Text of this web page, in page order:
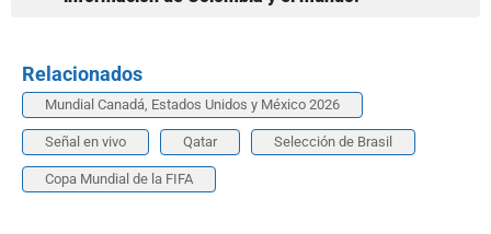
Relacionados
Mundial Canadá, Estados Unidos y México 2026
Señal en vivo Qatar Selección de Brasil
Copa Mundial de la FIFA